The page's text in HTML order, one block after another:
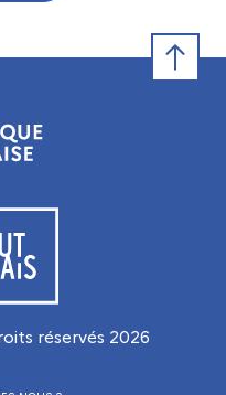
français
réservés 2026